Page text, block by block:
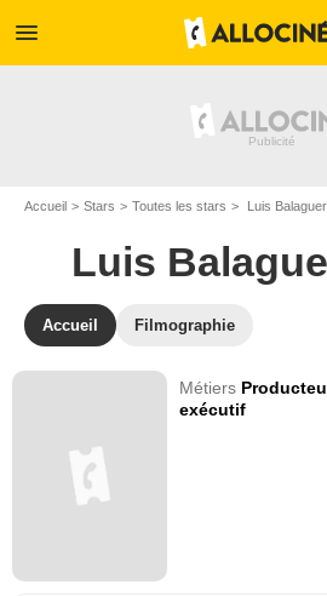
menu
Accueil Stars Toutes les stars Luis Balaguer
Luis
Accueil Filmographie
Métiers
exécutif